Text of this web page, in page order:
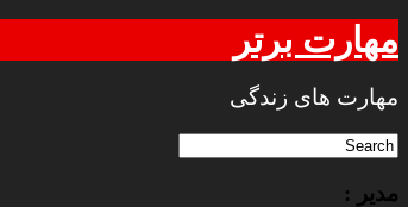
مهارت برتر
مهارت های زندگی
مدیر :